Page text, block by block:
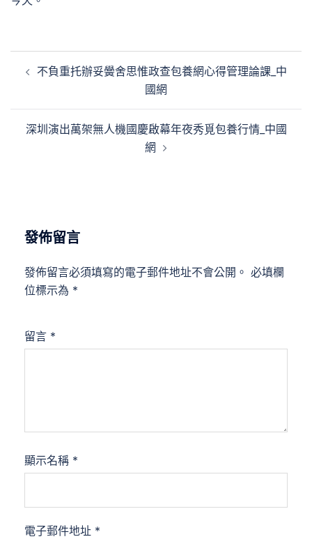
章
不負重托辦妥黌舍思惟政查包養網心得管理論課_中
國網
深圳演出萬架無人機國慶啟幕年夜秀覓包養行情_中國
網
發佈留言
發佈留言必須填寫的電子郵件地址不會公開。 必填欄
位標示為 *
留言 *
顯示名稱 *
電子郵件地址 *